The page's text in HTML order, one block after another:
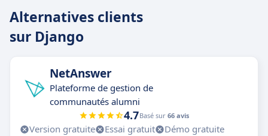
Alternatives clients
sur Django
NetAnswer
Plateforme de gestion de
communautés alumni
4.7Basé sur 66 avis
Version gratuite Essai gratuit
Démo gratuite